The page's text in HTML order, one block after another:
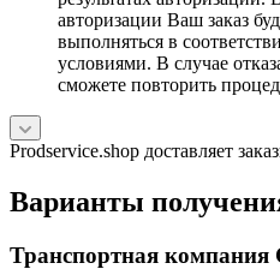
авторизации Ваш заказ
выполняться в
условиями. В случае
сможете повторить
Prodservice.shop доставляет
Варианты
Транспортная компания